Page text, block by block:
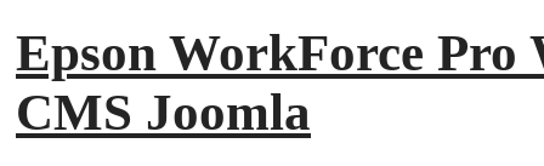
Epson WorkForce Pro
CMS Joomla